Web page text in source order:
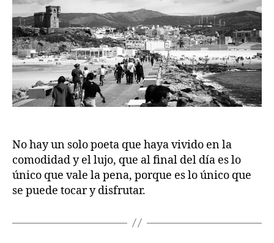
No hay un solo poeta que haya vivido en la
comodidad y el lujo, que al final del día es lo
único que vale la pena, porque es lo único que
se puede tocar y disfrutar.